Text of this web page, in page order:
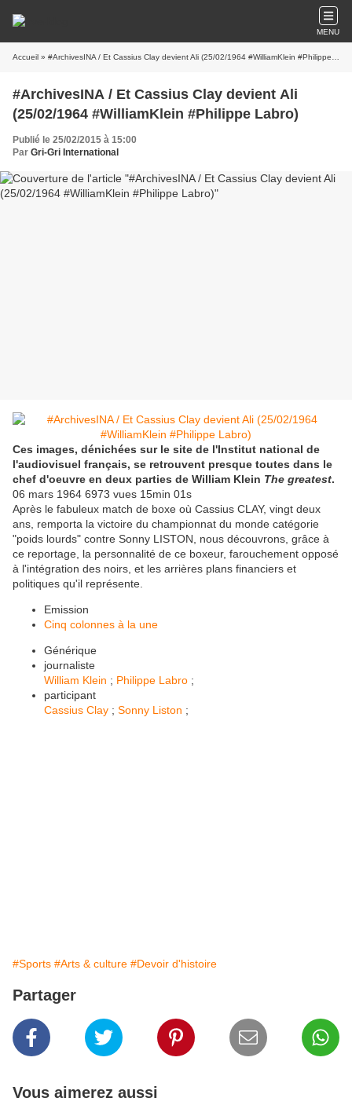
MENU
Accueil » #ArchivesINA / Et Cassius Clay devient Ali (25/02/1964 #WilliamKlein #Philippe Labro)
#ArchivesINA / Et Cassius Clay devient Ali
(25/02/1964 #WilliamKlein #Philippe Labro)
Publié le 25/02/2015 à 15:00
Par Gri-Gri International
Ces images, dénichées sur le site de l'Institut national de
l'audiovisuel français, se retrouvent presque toutes dans le
chef d'oeuvre en deux parties de William Klein The greatest.
06 mars 1964 6973 vues 15min 01s
Après le fabuleux match de boxe où Cassius CLAY, vingt deux
ans, remporta la victoire du championnat du monde catégorie
"poids lourds" contre Sonny LISTON, nous découvrons, grâce à
ce reportage, la personnalité de ce boxeur, farouchement opposé
à l'intégration des noirs, et les arrières plans financiers et
politiques qu'il représente.
Emission
Cinq colonnes à la une
Générique
journaliste
William Klein ; Philippe Labro ;
participant
Cassius Clay ; Sonny Liston ;
#Sports #Arts & culture #Devoir d'histoire
Partager
Vous aimerez aussi